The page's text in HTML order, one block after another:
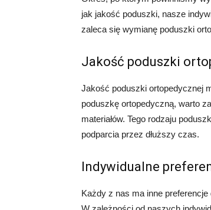
jak jakość poduszki, nasze
zaleca się wymianę poduszki
Jakość poduszki
Jakość poduszki ortopedycznej
poduszkę ortopedyczną, warto
materiałów. Tego rodzaju
podparcia przez dłuższy czas.
Indywidualne
Każdy z nas ma inne